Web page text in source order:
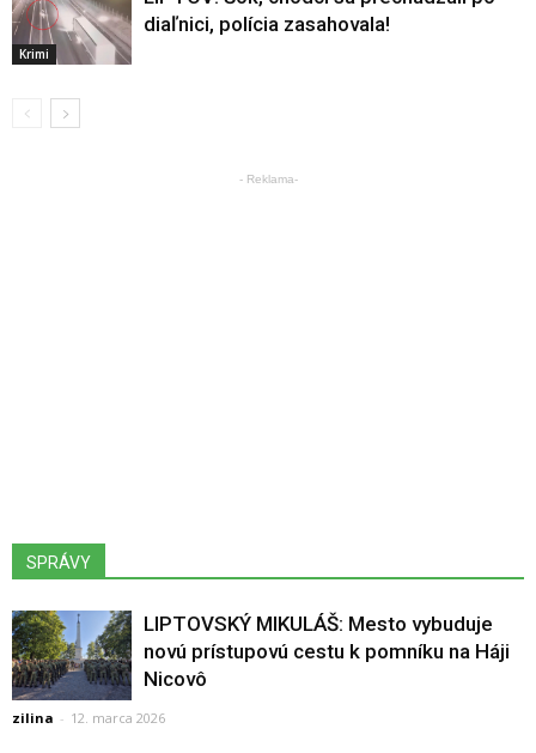
Krimi
diaľnici, polícia zasahovala!
- Reklama-
SPRÁVY
LIPTOVSKÝ MIKULÁŠ: Mesto vybuduje
novú prístupovú cestu k pomníku na Háji
Nicovô
zilina - 12. marca 2026